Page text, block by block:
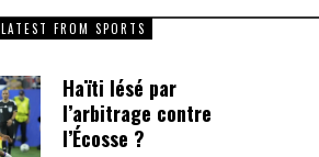
LATEST FROM SPORTS
Haïti lésé par
l’arbitrage contre
l’Écosse ?